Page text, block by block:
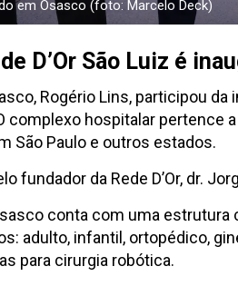
em Osasco (foto: Marcelo Deck)
D’Or São Luiz é
Rogério Lins, participou
complexo hospitalar pertence
São Paulo e outros estados.
fundador da Rede D’Or, dr.
conta com uma
adulto, infantil, ortopédico,
para cirurgia robótica.